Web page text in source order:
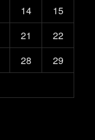
14
15
21
22
28
29